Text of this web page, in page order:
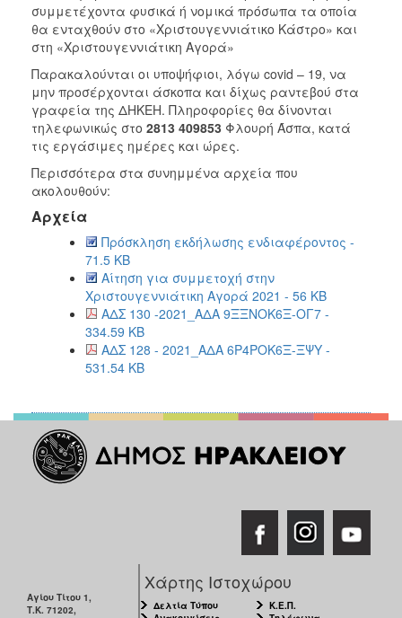
συμμετέχοντα φυσικά ή νομικά πρόσωπα τα οποία
θα ενταχθούν στο «Χριστουγεννιάτικο Κάστρο» και
στη «Χριστουγεννιάτικη Αγορά»
Παρακαλούνται οι υποψήφιοι, λόγω covid – 19, να
μην προσέρχονται άσκοπα και δίχως ραντεβού στα
γραφεία της ΔΗΚΕΗ. Πληροφορίες θα δίνονται
τηλεφωνικώς στο 2813 409853 Φλουρή Άσπα, κατά
τις εργάσιμες ημέρες και ώρες.
Περισσότερα στα συνημμένα αρχεία που
ακολουθούν:
Αρχεία
Πρόσκληση εκδήλωσης ενδιαφέροντος -
71.5 KB
Αίτηση για συμμετοχή στην
Χριστουγεννιάτικη Αγορά 2021 - 56 KB
ΑΔΣ 130 -2021_ΑΔΑ 9ΞΞΝΟΚ6Ξ-ΟΓ7 -
334.59 KB
ΑΔΣ 128 - 2021_ΑΔΑ 6Ρ4ΡΟΚ6Ξ-ΞΨΥ -
531.54 KB
Αγίου Τίτου 1,
Τ.Κ. 71202,
Χάρτης Ιστοχώρου
Δελτία Τύπου
Κ.Ε.Π.